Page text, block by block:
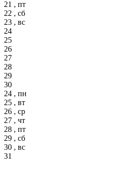
21 , пт
22 , сб
23 , вс
24
25
26
27
28
29
30
24 , пн
25 , вт
26 , ср
27 , чт
28 , пт
29 , сб
30 , вс
31